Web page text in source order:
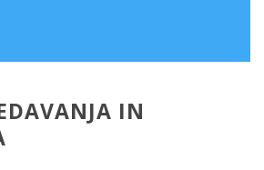
IN